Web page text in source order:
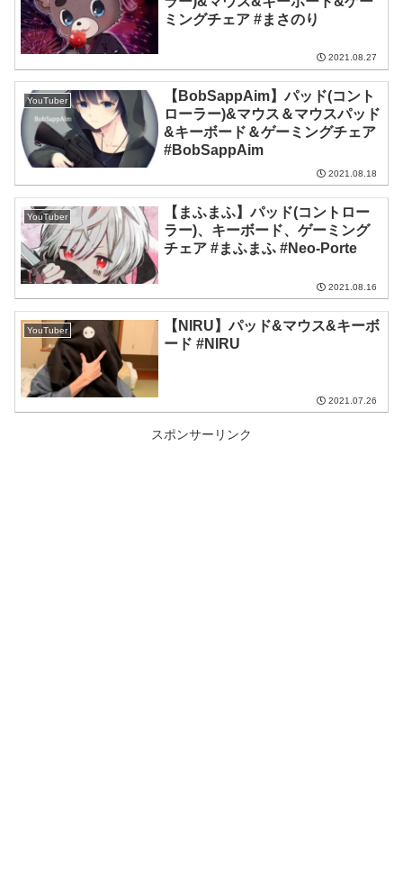
ミングチェア #まさのり
2021.08.27
YouTuber
【BobSappAim】パッド(コント
ローラー)&マウス＆マウスパッド
&キーボード＆ゲーミングチェア
#BobSappAim
2021.08.18
YouTuber
【まふまふ】パッド(コントロー
ラー)、キーボード、ゲーミング
チェア #まふまふ #Neo-Porte
2021.08.16
YouTuber
【NIRU】パッド&マウス&キーボ
ード #NIRU
2021.07.26
スポンサーリンク